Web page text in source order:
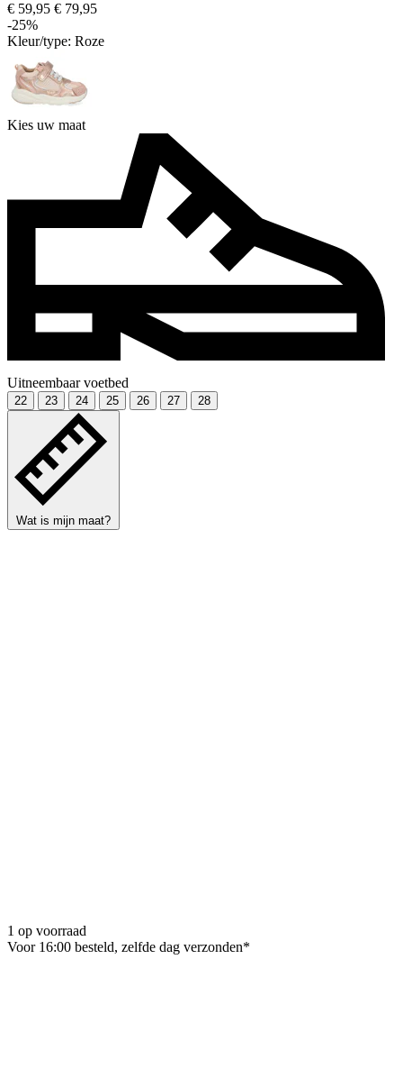
€ 59,95 € 79,95
-25%
Kleur/type: Roze
Kies uw maat
Uitneembaar voetbed
22 23 24 25 26 27 28
Wat is mijn maat?
1 op voorraad
Voor 16:00 besteld, zelfde dag verzonden*